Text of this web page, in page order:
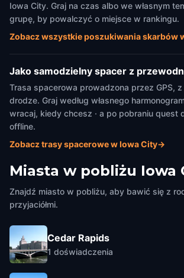
Iowa City. Graj na czas albo we własnym
grupę, by powalczyć o miejsce w rankingu.
Zobacz wszystkie poszukiwania skarbów
Jako samodzielny spacer z
Trasa spacerowa prowadzona przez GPS,
drodze. Graj według własnego
wracaj, kiedy chcesz · a po pobraniu quest
offline.
Zobacz trasy spacerowe w Iowa City→
Miasta w pobliżu Iowa
Znajdź miasto w pobliżu, aby bawić się z
przyjaciółmi.
Cedar Rapids
1 doświadczenia